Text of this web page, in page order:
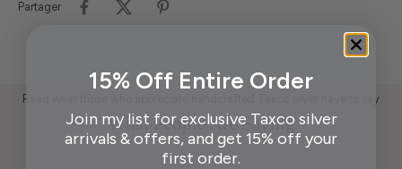
Partager
Read what those who appreciate handcrafted Taxco silver have to say
What People Are Saying
15% Off Entire Order
Join my list for exclusive Taxco silver
arrivals & offers, and get 15% off your
first order.